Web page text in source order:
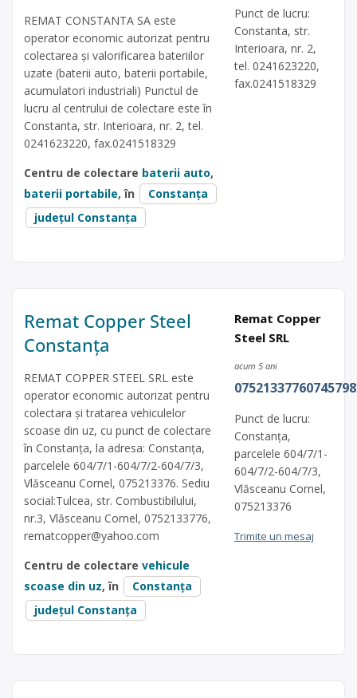
REMAT CONSTANTA SA este
operator economic autorizat pentru
colectarea și valorificarea bateriilor
uzate (baterii auto, baterii portabile,
acumulatori industriali) Punctul de
lucru al centrului de colectare este în
Constanta, str. Interioara, nr. 2, tel.
0241623220, fax.0241518329
Centru de colectare baterii auto,
baterii portabile, în
Constanța
județul Constanța
Punct de lucru:
Constanta, str.
Interioara, nr. 2,
tel. 0241623220,
fax.0241518329
Remat Copper Steel
Constanța
REMAT COPPER STEEL SRL este
operator economic autorizat pentru
colectara și tratarea vehiculelor
scoase din uz, cu punct de colectare
în Constanța, la adresa: Constanța,
parcelele 604/7/1-604/7/2-604/7/3,
Vlăsceanu Cornel, 075213376. Sediu
social:Tulcea, str. Combustibilului,
nr.3, Vlăsceanu Cornel, 0752133776,
rematcopper@yahoo.com
Centru de colectare vehicule
scoase din uz, în
Constanța
județul Constanța
Remat Copper
Steel SRL
acum 5 ani
Punct de lucru:
Constanța,
parcelele 604/7/1-
604/7/2-604/7/3,
Vlăsceanu Cornel,
075213376
Trimite un mesaj